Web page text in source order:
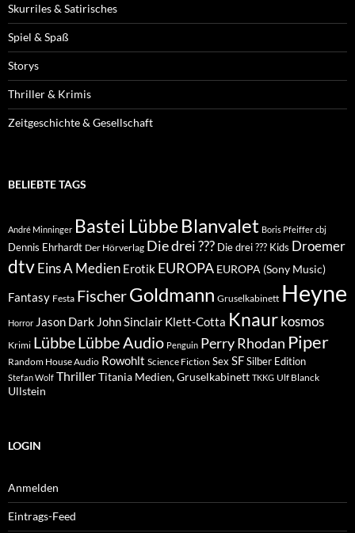
Skurriles & Satirisches
Spiel & Spaß
Storys
Thriller & Krimis
Zeitgeschichte & Gesellschaft
BELIEBTE TAGS
André Minninger Bastei Lübbe Blanvalet Boris Pfeiffer cbj
Dennis Ehrhardt Der Hörverlag Die drei ??? Die drei ??? Kids Droemer
dtvEins A Medien Erotik EUROPA EUROPA (Sony Music)
Fantasy Festa FischerGoldmann Gruselkabinett Heyne
Horror Jason Dark John Sinclair Klett-Cotta Knaur kosmos
Krimi LübbeLübbe Audio Penguin Perry Rhodan Piper
Random House Audio Rowohlt Science Fiction Sex SFSilber Edition
Stefan Wolf ThrillerTitania Medien, Gruselkabinett TKKG Ulf Blanck
Ullstein
LOGIN
Anmelden
Eintrags-Feed